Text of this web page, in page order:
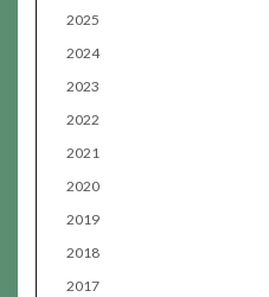
2025
2024
2023
2022
2021
2020
2019
2018
2017